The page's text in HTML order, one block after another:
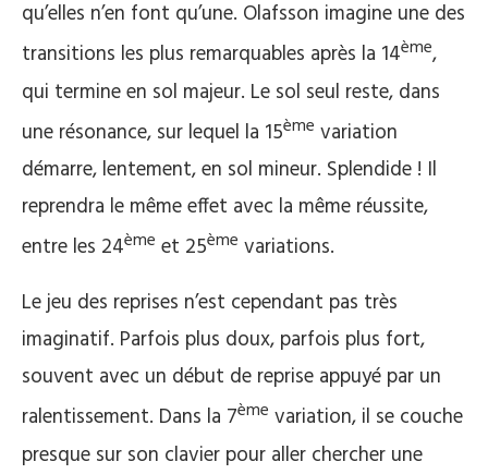
qu’elles n’en font qu’une. Olafsson imagine une des
transitions les plus remarquables après la 14ème,
qui termine en sol majeur. Le sol seul reste, dans
une résonance, sur lequel la 15ème variation
démarre, lentement, en sol mineur. Splendide ! Il
reprendra le même effet avec la même réussite,
entre les 24ème et 25ème variations.
Le jeu des reprises n’est cependant pas très
imaginatif. Parfois plus doux, parfois plus fort,
souvent avec un début de reprise appuyé par un
ralentissement. Dans la 7ème variation, il se couche
presque sur son clavier pour aller chercher une